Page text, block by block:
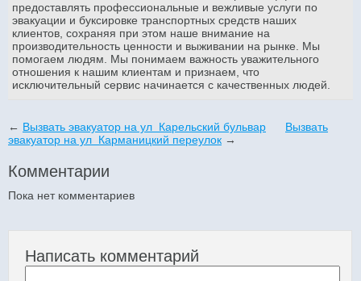
предоставлять профессиональные и вежливые услуги по
эвакуации и буксировке транспортных средств наших
клиентов, сохраняя при этом наше внимание на
производительность ценности и выживании на рынке. Мы
помогаем людям. Мы понимаем важность уважительного
отношения к нашим клиентам и признаем, что
исключительный сервис начинается с качественных людей.
← Вызвать эвакуатор на ул Карельский бульвар
Вызвать
эвакуатор на ул Карманицкий переулок →
Комментарии
Пока нет комментариев
Написать комментарий